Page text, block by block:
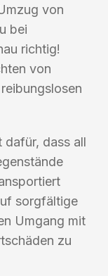
von
bei
richtig!
von
dafür, dass all
sorgfältige
Umgang mit
zu